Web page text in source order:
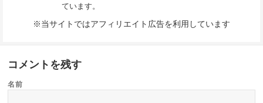
ています。
※当サイトではアフィリエイト広告を利用しています
コメントを残す
名前